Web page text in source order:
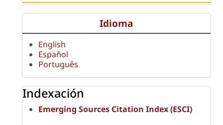
Idioma
English
Español
Português
Indexación
Emerging Sources Citation Index (ESCI)